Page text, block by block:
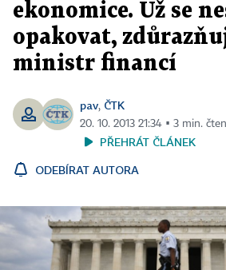
ekonomice. Už se
opakovat,
ministr financí
pav, ČTK
20. 10. 2013 21:34 ▪ 3 min.
PŘEHRÁT ČLÁNEK
ODEBÍRAT AUTORA